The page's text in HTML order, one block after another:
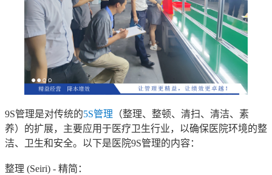
9S管理是对传统的5S管理 （整理、整顿、清扫、清洁、素
养）的扩展，主要应用于医疗卫生行业，以确保医院环境的整
洁、卫生和安全。以下是医院9S管理的内容：
整理 (Seiri) - 精简：